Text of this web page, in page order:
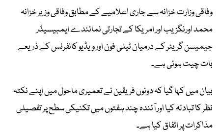
وفاقی وزارت خزانہ سے جاری اعلامیے کے مطابق وفاقی وزیر خزانہ
محمد اورنگزیب اور امریکا کے تجارتی نمائندے ایمبیسیڈر
جیمیسن گریئر کے درمیان ٹیلی فون اور ویڈیو کانفرنس کے ذریعے
بات چیت ہوئی ہے۔
بیان میں کہا گیا کہ دونوں فریقین نے تعمیری ماحول میں اپنے نکتہ
نظر کا تبادلہ کیا اور آئندہ چند ہفتوں میں تکنیکی سطح پر تفصیلی
مذاکرات پر اتفاق کیا ہے۔